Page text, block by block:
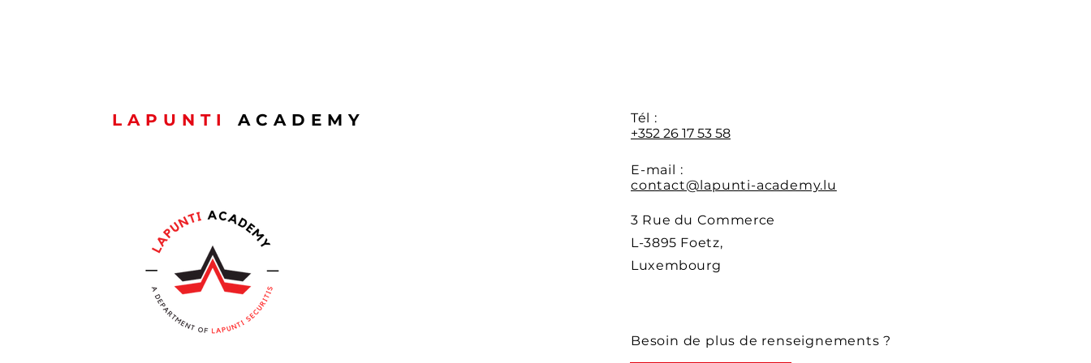
LAPUNTI ACADEMY
Tél :
+352 26 17 53 58
E-mail :
contact@lapunti-academy.lu
3 Rue du Commerce
L-3895 Foetz,
Luxembourg
Besoin de plus de renseignements ?